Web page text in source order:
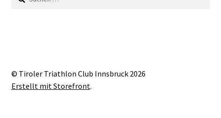
nach:
© Tiroler Triathlon Club Innsbruck 2026
Erstellt mit Storefront.